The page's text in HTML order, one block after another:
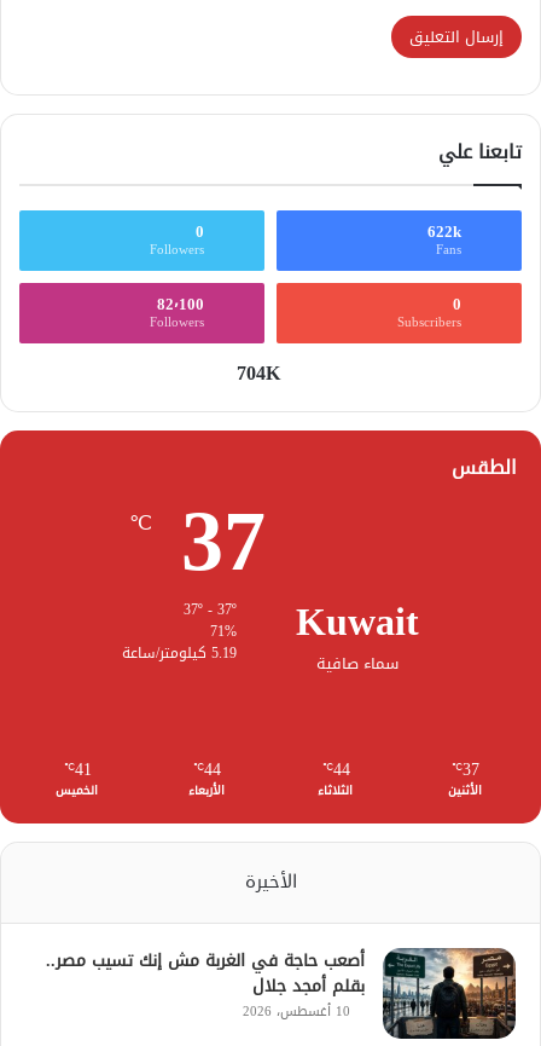
تابعنا علي
622k
Fans
0
Followers
0
Subscribers
82٬100
Followers
704K
الطقس
Kuwait
سماء صافية
37
℃
71%
5.19 كيلومتر/ساعة
37
℃
الأثنين
44
℃
الثلاثاء
44
℃
الأربعاء
41
℃
الخميس
الأخيرة
أصعب حاجة في الغربة مش إنك تسيب مصر..
بقلم أمجد جلال
10 أغسطس، 2026